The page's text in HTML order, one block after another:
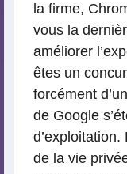
la firme,
vous la
améliorer
êtes un
forcément
de Google
de la vie